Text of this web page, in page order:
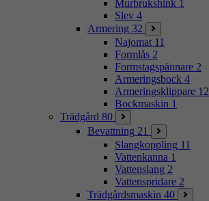
Murbrukshink 1
Slev 4
Armering 32
Najomat 11
Formlås 2
Formstagspännare 2
Armeringsbock 4
Armeringsklippare 12
Bockmaskin 1
Trädgård 80
Bevattning 21
Slangkoppling 11
Vattenkanna 1
Vattenslang 2
Vattenspridare 2
Trädgårdsmaskin 40